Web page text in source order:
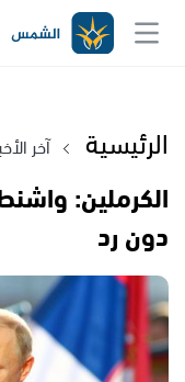
الرئيسية آخر
الكرملين:
دون رد